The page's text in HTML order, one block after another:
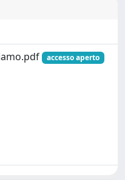
accesso aperto